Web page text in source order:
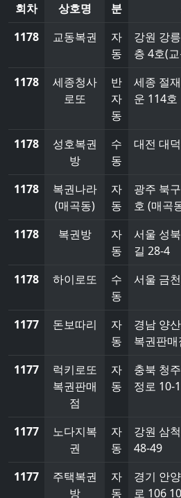
회차 상호명
분
1178
교동복권
자
동
강원 강
층 4호(
1178
세종청사
로또
반
자
동
세종 절
운 114호
1178
성호복권
방
수
동
대전 대
1178
복권나라
(매곡동)
자
동
광주 북
호 (매곡
1178 복권방
자
동
서울 성
길 28-4
1178 하이로또
수
동
서울 금
1177 돈보따리
자
동
경남 양
복권판매
1177
럭키로또
복권판매
점
자
동
충북 청
정로 10-1
1177
노다지복
권
자
동
강원 삼
48-49
1177
주택복권
방
자
동
경기 안
로 106